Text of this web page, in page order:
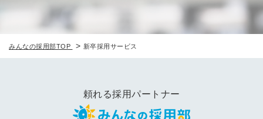
みんなの採用部TOP > 新卒採用サービス
頼れる採用パートナー